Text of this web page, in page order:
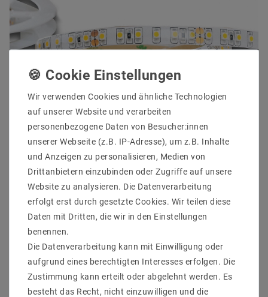
LED Strip 3528 Kaltweiß (6000k) 48W 500CM 24V IP44
UVP 37,72 € 28,83 €
| 5,77 € / Meter
inkl. ges. MwSt.zzgl.Versandkosten
Wir verwenden Cookies und ähnliche Technologien
auf unserer Website und verarbeiten
personenbezogene Daten von Besucher:innen
unserer Webseite (z.B. IP-Adresse), um z.B. Inhalte
und Anzeigen zu personalisieren, Medien von
Drittanbietern einzubinden oder Zugriffe auf unsere
Website zu analysieren. Die Datenverarbeitung
erfolgt erst durch gesetzte Cookies. Wir teilen diese
Daten mit Dritten, die wir in den Einstellungen
benennen.
Die Datenverarbeitung kann mit Einwilligung oder
aufgrund eines berechtigten Interesses erfolgen. Die
Zustimmung kann erteilt oder abgelehnt werden. Es
besteht das Recht, nicht einzuwilligen und die